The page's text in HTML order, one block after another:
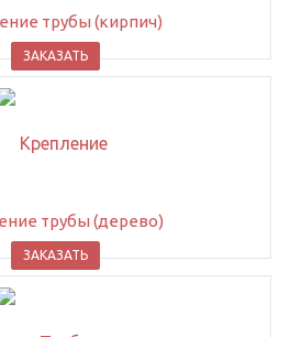
трубы (кирпич)
ЗАКАЗАТЬ
трубы (дерево)
ЗАКАЗАТЬ